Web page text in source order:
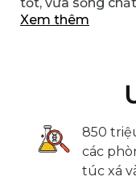
bạn có thể
Xem thêm
850
các
túc xá